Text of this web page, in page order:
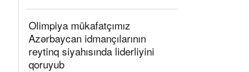
Olimpiya mükafatçımız
Azərbaycan idmançılarının
reytinq siyahısında liderliyini
qoruyub